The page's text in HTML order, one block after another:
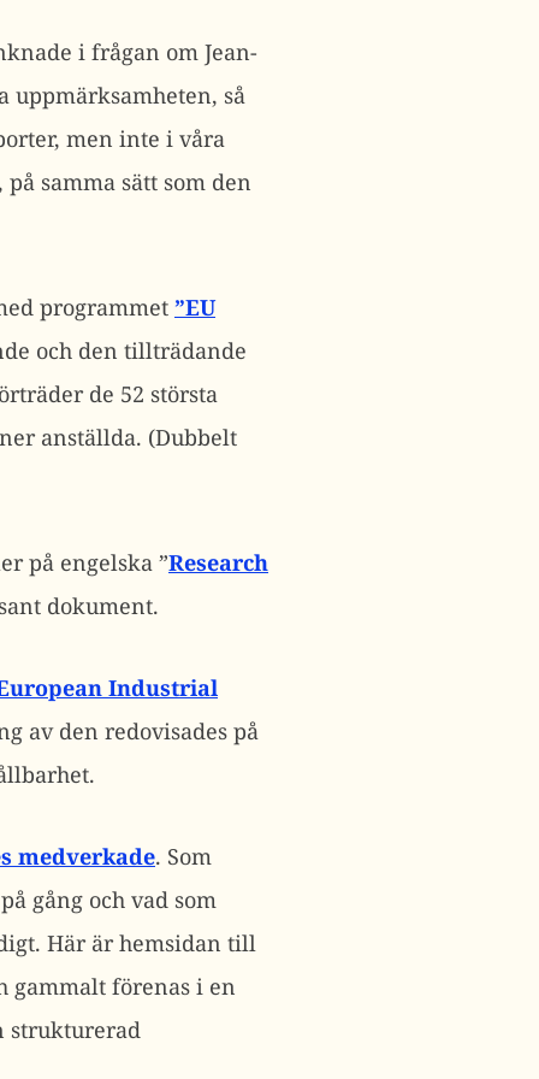
i frågan om Jean-
uppmärksamheten, så
men inte i våra
samma sätt som den
programmet ”EU
och den tillträdande
de 52 största
anställda. (Dubbelt
på engelska ”Research
dokument.
Industrial
av den redovisades på
medverkade. Som
gång och vad som
Här är hemsidan till
gammalt förenas i en
strukturerad